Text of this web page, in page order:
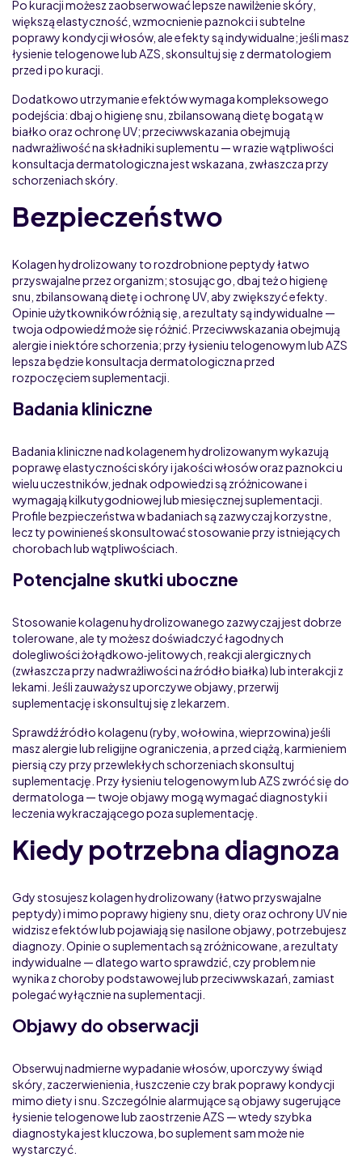
Po kuracji możesz zaobserwować lepsze nawilżenie skóry,
większą elastyczność, wzmocnienie paznokci i subtelne
poprawy kondycji włosów, ale efekty są indywidualne; jeśli masz
łysienie telogenowe lub AZS, skonsultuj się z dermatologiem
przed i po kuracji.
Dodatkowo utrzymanie efektów wymaga kompleksowego
podejścia: dbaj o higienę snu, zbilansowaną dietę bogatą w
białko oraz ochronę UV; przeciwwskazania obejmują
nadwrażliwość na składniki suplementu — w razie wątpliwości
konsultacja dermatologiczna jest wskazana, zwłaszcza przy
schorzeniach skóry.
Bezpieczeństwo
Kolagen hydrolizowany to rozdrobnione peptydy łatwo
przyswajalne przez organizm; stosując go, dbaj też o higienę
snu, zbilansowaną dietę i ochronę UV, aby zwiększyć efekty.
Opinie użytkowników różnią się, a rezultaty są indywidualne —
twoja odpowiedź może się różnić. Przeciwwskazania obejmują
alergie i niektóre schorzenia; przy łysieniu telogenowym lub AZS
lepsza będzie konsultacja dermatologiczna przed
rozpoczęciem suplementacji.
Badania kliniczne
Badania kliniczne nad kolagenem hydrolizowanym wykazują
poprawę elastyczności skóry i jakości włosów oraz paznokci u
wielu uczestników, jednak odpowiedzi są zróżnicowane i
wymagają kilkutygodniowej lub miesięcznej suplementacji.
Profile bezpieczeństwa w badaniach są zazwyczaj korzystne,
lecz ty powinieneś skonsultować stosowanie przy istniejących
chorobach lub wątpliwościach.
Potencjalne skutki uboczne
Stosowanie kolagenu hydrolizowanego zazwyczaj jest dobrze
tolerowane, ale ty możesz doświadczyć łagodnych
dolegliwości żołądkowo‑jelitowych, reakcji alergicznych
(zwłaszcza przy nadwrażliwości na źródło białka) lub interakcji z
lekami. Jeśli zauważysz uporczywe objawy, przerwij
suplementację i skonsultuj się z lekarzem.
Sprawdź źródło kolagenu (ryby, wołowina, wieprzowina) jeśli
masz alergie lub religijne ograniczenia, a przed ciążą, karmieniem
piersią czy przy przewlekłych schorzeniach skonsultuj
suplementację. Przy łysieniu telogenowym lub AZS zwróć się do
dermatologa — twoje objawy mogą wymagać diagnostyki i
leczenia wykraczającego poza suplementację.
Kiedy potrzebna diagnoza
Gdy stosujesz kolagen hydrolizowany (łatwo przyswajalne
peptydy) i mimo poprawy higieny snu, diety oraz ochrony UV nie
widzisz efektów lub pojawiają się nasilone objawy, potrzebujesz
diagnozy. Opinie o suplementach są zróżnicowane, a rezultaty
indywidualne — dlatego warto sprawdzić, czy problem nie
wynika z choroby podstawowej lub przeciwwskazań, zamiast
polegać wyłącznie na suplementacji.
Objawy do obserwacji
Obserwuj nadmierne wypadanie włosów, uporczywy świąd
skóry, zaczerwienienia, łuszczenie czy brak poprawy kondycji
mimo diety i snu. Szczególnie alarmujące są objawy sugerujące
łysienie telogenowe lub zaostrzenie AZS — wtedy szybka
diagnostyka jest kluczowa, bo suplement sam może nie
wystarczyć.